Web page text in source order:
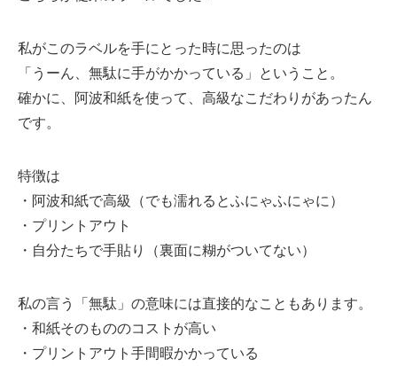
私がこのラベルを手にとった時に思ったのは
「うーん、無駄に手がかかっている」ということ。
確かに、阿波和紙を使って、高級なこだわりがあったん
です。
特徴は
・阿波和紙で高級（でも濡れるとふにゃふにゃに）
・プリントアウト
・自分たちで手貼り（裏面に糊がついてない）
私の言う「無駄」の意味には直接的なこともあります。
・和紙そのもののコストが高い
・プリントアウト手間暇かかっている